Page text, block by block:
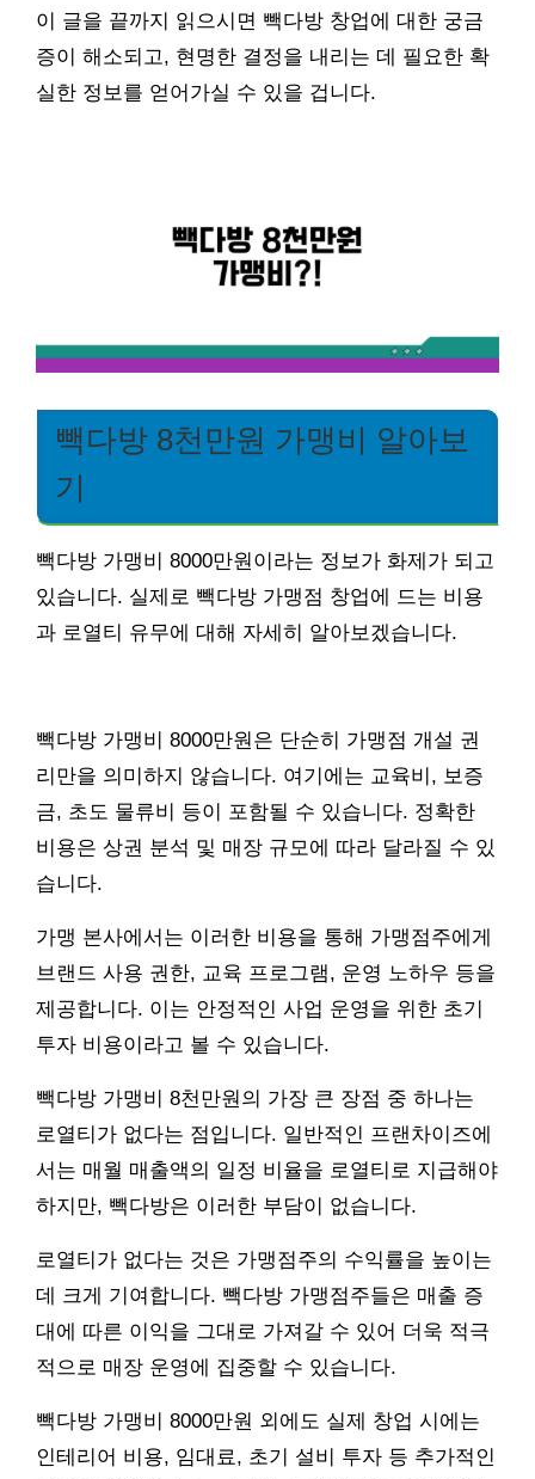
이 글을 끝까지 읽으시면 빽다방 창업에 대한 궁금
증이 해소되고, 현명한 결정을 내리는 데 필요한 확
실한 정보를 얻어가실 수 있을 겁니다.
빽다방 8천만원 가맹비 알아보
기
빽다방 가맹비 8000만원이라는 정보가 화제가 되고
있습니다. 실제로 빽다방 가맹점 창업에 드는 비용
과 로열티 유무에 대해 자세히 알아보겠습니다.
빽다방 가맹비 8000만원은 단순히 가맹점 개설 권
리만을 의미하지 않습니다. 여기에는 교육비, 보증
금, 초도 물류비 등이 포함될 수 있습니다. 정확한
비용은 상권 분석 및 매장 규모에 따라 달라질 수 있
습니다.
가맹 본사에서는 이러한 비용을 통해 가맹점주에게
브랜드 사용 권한, 교육 프로그램, 운영 노하우 등을
제공합니다. 이는 안정적인 사업 운영을 위한 초기
투자 비용이라고 볼 수 있습니다.
빽다방 가맹비 8천만원의 가장 큰 장점 중 하나는
로열티가 없다는 점입니다. 일반적인 프랜차이즈에
서는 매월 매출액의 일정 비율을 로열티로 지급해야
하지만, 빽다방은 이러한 부담이 없습니다.
로열티가 없다는 것은 가맹점주의 수익률을 높이는
데 크게 기여합니다. 빽다방 가맹점주들은 매출 증
대에 따른 이익을 그대로 가져갈 수 있어 더욱 적극
적으로 매장 운영에 집중할 수 있습니다.
빽다방 가맹비 8000만원 외에도 실제 창업 시에는
인테리어 비용, 임대료, 초기 설비 투자 등 추가적인